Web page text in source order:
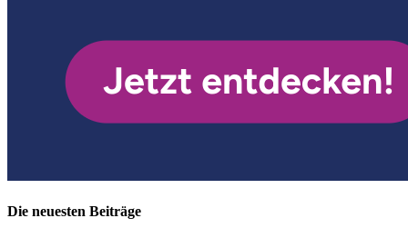
Die neuesten Beiträge